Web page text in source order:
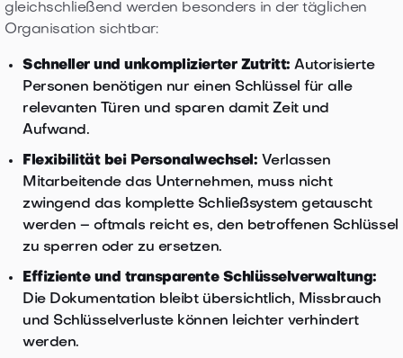
gleichschließend werden besonders in der täglichen
Organisation sichtbar:
Schneller und unkomplizierter Zutritt: Autorisierte
Personen benötigen nur einen Schlüssel für alle
relevanten Türen und sparen damit Zeit und
Aufwand.
Flexibilität bei Personalwechsel: Verlassen
Mitarbeitende das Unternehmen, muss nicht
zwingend das komplette Schließsystem getauscht
werden – oftmals reicht es, den betroffenen Schlüssel
zu sperren oder zu ersetzen.
Effiziente und transparente Schlüsselverwaltung:
Die Dokumentation bleibt übersichtlich, Missbrauch
und Schlüsselverluste können leichter verhindert
werden.